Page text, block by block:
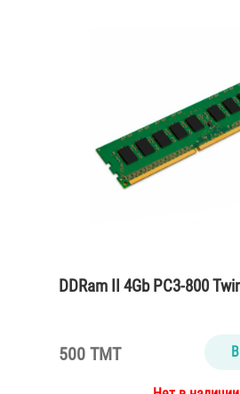
DDRam II 4Gb PC3-800
500 TMT